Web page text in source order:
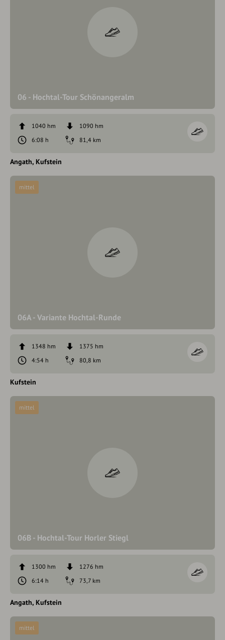
06 - Hochtal-Tour Schönangeralm
1040 hm
1090 hm
6:08 h
81,4 km
Angath Kufstein
06A - Variante Hochtal-Runde
mittel
1348 hm
1375 hm
4:54 h
80,8 km
Kufstein
06B - Hochtal-Tour Horler Stiegl
mittel
1300 hm
1276 hm
6:14 h
73,7 km
Angath Kufstein
mittel